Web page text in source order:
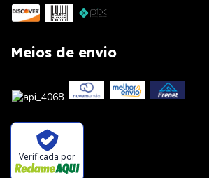
Meios de envio
Verificada por